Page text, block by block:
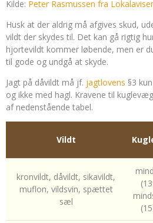
Kilde: Peter Rasmussen fra
Husk at der aldrig må afgives skud,
vildt der skydes til. Det kan gå rigtig
hjortevildt kommer løbende, men er
til gode og undgå at skyde.
Jagt på dåvildt må jf. jagtlovens §3
og ikke med hagl. Kravene til
af nedenstående tabel.
Vildt
kronvildt, dåvildt, sikavildt,
muflon, vildsvin, spættet
sæl